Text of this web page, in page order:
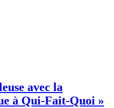
avec la
à Qui-Fait-Quoi »